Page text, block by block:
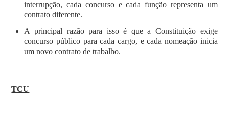
interrupção, cada concurso e cada função representa um
contrato diferente.
A principal razão para isso é que a Constituição exige
concurso público para cada cargo, e cada nomeação inicia
um novo contrato de trabalho.
TCU